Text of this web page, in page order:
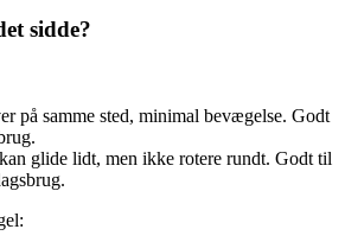
sidde?
på samme sted, minimal bevægelse. Godt
glide lidt, men ikke rotere rundt. Godt til